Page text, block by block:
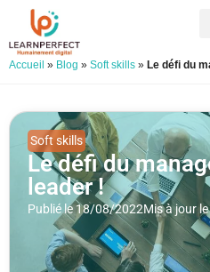
Accueil » Blog » Soft skills » Le défi du
Soft skills
Le défi du
leader !
Publié le 18/08/2022Mis à jour